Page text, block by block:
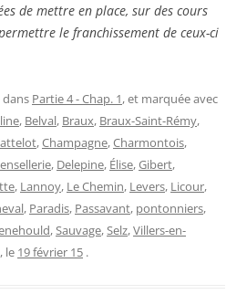
de mettre en place, sur des cours
le franchissement de ceux-ci
Partie 4 - Chap. 1, et marquée avec
, Belval, Braux, Braux-Saint-Rémy,
,Champagne,Charmontois,
, Delepine, Élise,Gibert,
, Lannoy, Le Chemin, Levers, Licour,
, Paradis, Passavant, pontonniers,
, Sauvage, Selz,Villers-en-
, le 19 février 15 .